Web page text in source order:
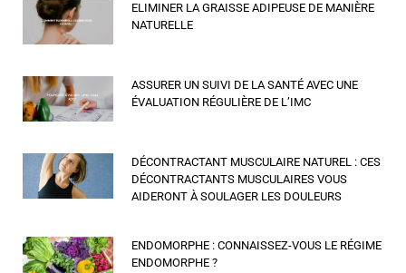
ELIMINER LA GRAISSE ADIPEUSE DE MANIÈRE
NATURELLE
ASSURER UN SUIVI DE LA SANTÉ AVEC UNE
ÉVALUATION RÉGULIÈRE DE L’IMC
DÉCONTRACTANT MUSCULAIRE NATUREL : CES
DÉCONTRACTANTS MUSCULAIRES VOUS
AIDERONT À SOULAGER LES DOULEURS
ENDOMORPHE : CONNAISSEZ-VOUS LE RÉGIME
ENDOMORPHE ?